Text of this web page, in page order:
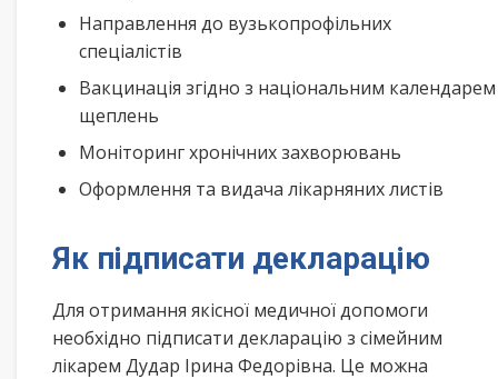
Направлення до вузькопрофільних
спеціалістів
Вакцинація згідно з національним календарем
щеплень
Моніторинг хронічних захворювань
Оформлення та видача лікарняних листів
Як підписати декларацію
Для отримання якісної медичної допомоги
необхідно підписати декларацію з сімейним
лікарем Дудар Ірина Федорівна. Це можна